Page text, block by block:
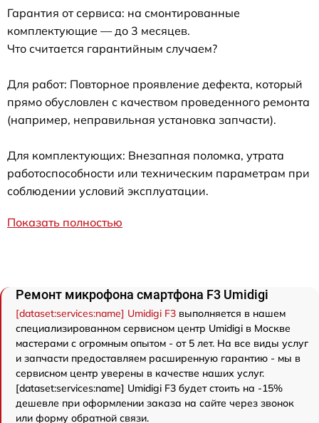
Гарантия от сервиса: на смонтированные
комплектующие — до 3 месяцев.
Что считается гарантийным случаем?
Для работ: Повторное проявление дефекта, который
прямо обусловлен с качеством проведенного ремонта
(например, неправильная установка запчасти).
Для комплектующих: Внезапная поломка, утрата
работоспособности или техническим параметрам при
соблюдении условий эксплуатации.
Показать полностью
Ремонт микрофона смартфона F3 Umidigi
[dataset:services:name] Umidigi F3 выполняется в нашем
специализированном сервисном центр Umidigi в Москве
мастерами с огромным опытом - от 5 лет. На все виды услуг
и запчасти предоставляем расширенную гарантию - мы в
сервисном центр уверены в качестве наших услуг.
[dataset:services:name] Umidigi F3 будет стоить на -15%
дешевле при оформлении заказа на сайте через звонок
или форму обратной связи.